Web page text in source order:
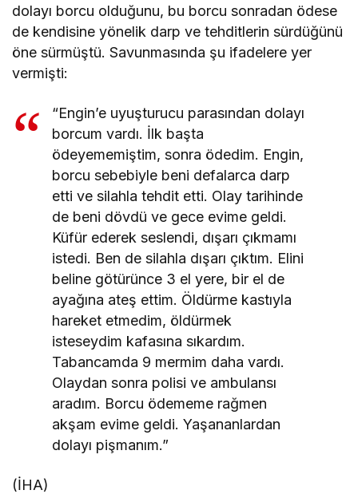
dolayı borcu olduğunu, bu borcu sonradan ödese
de kendisine yönelik darp ve tehditlerin sürdüğünü
öne sürmüştü. Savunmasında şu ifadelere yer
vermişti:
“Engin’e uyuşturucu parasından dolayı
borcum vardı. İlk başta
ödeyememiştim, sonra ödedim. Engin,
borcu sebebiyle beni defalarca darp
etti ve silahla tehdit etti. Olay tarihinde
de beni dövdü ve gece evime geldi.
Küfür ederek seslendi, dışarı çıkmamı
istedi. Ben de silahla dışarı çıktım. Elini
beline götürünce 3 el yere, bir el de
ayağına ateş ettim. Öldürme kastıyla
hareket etmedim, öldürmek
isteseydim kafasına sıkardım.
Tabancamda 9 mermim daha vardı.
Olaydan sonra polisi ve ambulansı
aradım. Borcu ödememe rağmen
akşam evime geldi. Yaşananlardan
dolayı pişmanım.”
(İHA)